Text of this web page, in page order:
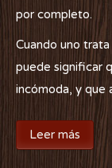
por completo.
Cuando uno
puede significar
incómoda, y que
Leer más